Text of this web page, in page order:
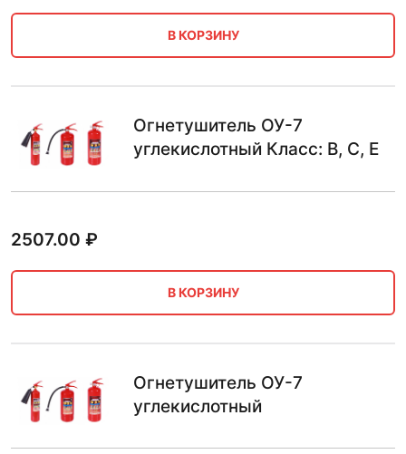
В КОРЗИНУ
Огнетушитель ОУ-7
углекислотный Класс: B, C, E
2507.00 ₽
В КОРЗИНУ
Огнетушитель ОУ-7
углекислотный